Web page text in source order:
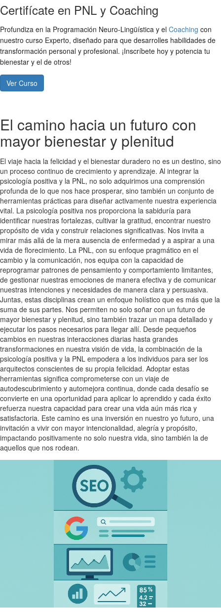
Certifícate en PNL y Coaching
Profundiza en la Programación Neuro-Lingüística y el Coaching con
nuestro curso Experto, diseñado para que desarrolles habilidades de
transformación personal y profesional. ¡Inscríbete hoy y potencia tu
bienestar y el de otros!
Ver Curso
El camino hacia un futuro con
mayor bienestar y plenitud
El viaje hacia la felicidad y el bienestar duradero no es un destino, sino
un proceso continuo de crecimiento y aprendizaje. Al integrar la
psicología positiva y la PNL, no solo adquirimos una comprensión
profunda de lo que nos hace prosperar, sino también un conjunto de
herramientas prácticas para diseñar activamente nuestra experiencia
vital. La psicología positiva nos proporciona la sabiduría para
identificar nuestras fortalezas, cultivar la gratitud, encontrar nuestro
propósito de vida y construir relaciones significativas. Nos invita a
mirar más allá de la mera ausencia de enfermedad y a aspirar a una
vida de florecimiento. La PNL, con su enfoque pragmático en el
cambio y la comunicación, nos equipa con la capacidad de
reprogramar patrones de pensamiento y comportamiento limitantes,
de gestionar nuestras emociones de manera efectiva y de comunicar
nuestras intenciones y necesidades de manera clara y persuasiva.
Juntas, estas disciplinas crean un enfoque holístico que es más que la
suma de sus partes. Nos permiten no solo soñar con un futuro de
mayor bienestar y plenitud, sino también trazar un mapa detallado y
ejecutar los pasos necesarios para llegar allí. Desde pequeños
cambios en nuestras interacciones diarias hasta grandes
transformaciones en nuestra visión de vida, la combinación de la
psicología positiva y la PNL empodera a los individuos para ser los
arquitectos conscientes de su propia felicidad. Adoptar estas
herramientas significa comprometerse con un viaje de
autodescubrimiento y automejora continua, donde cada desafío se
convierte en una oportunidad para aplicar lo aprendido y cada éxito
refuerza nuestra capacidad para crear una vida aún más rica y
satisfactoria. Este camino es una inversión en nuestro yo futuro, una
invitación a vivir con mayor intencionalidad, alegría y propósito,
impactando positivamente no solo nuestra vida, sino también la de
aquellos que nos rodean.